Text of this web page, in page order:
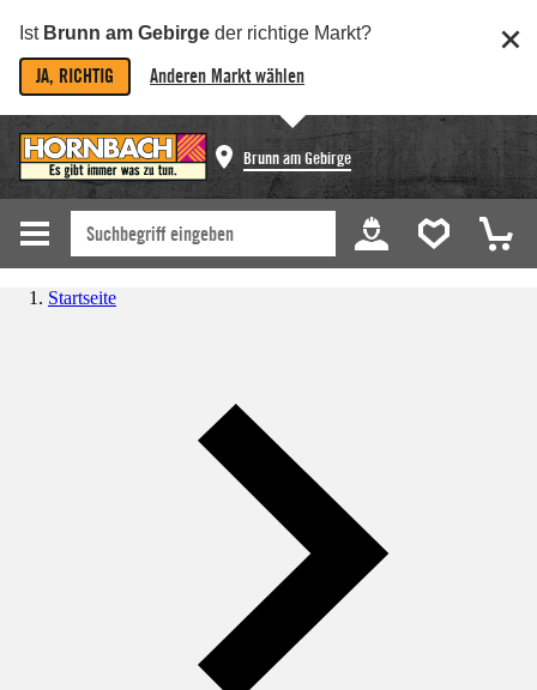
Ist Brunn am Gebirge der richtige Markt?
JA, RICHTIG Anderen Markt wählen
Brunn am Gebirge
Startseite